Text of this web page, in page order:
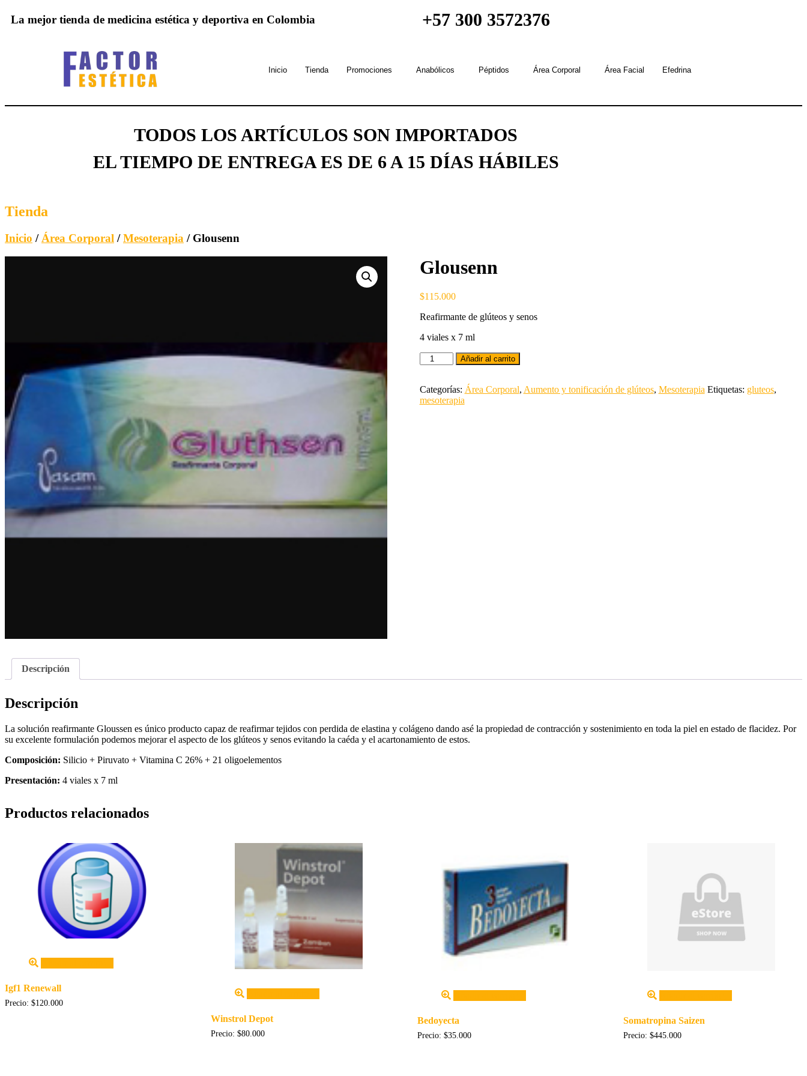
La mejor tienda de medicina estética y deportiva en Colombia +57 300 3572376
Inicio Tienda Promociones Anabólicos Péptidos Área Corporal Área Facial Efedrina
TODOS LOS ARTÍCULOS SON IMPORTADOS
EL TIEMPO DE ENTREGA ES DE 6 A 15 DÍAS HÁBILES
Tienda
Inicio / Área Corporal /Mesoterapia / Glousenn
Glousenn
$115.000
Reafirmante de glúteos y senos
4 viales x 7 ml
Añadir al carrito
Categorías: Área Corporal, Aumento y tonificación de glúteos, Mesoterapia Etiquetas: gluteos,
mesoterapia
Descripción
Descripción
La solución reafirmante Gloussen es único producto capaz de reafirmar tejidos con perdida de elastina y colágeno dando asé la propiedad de contracción y sostenimiento en toda la piel en estado de flacidez. Por
su excelente formulación podemos mejorar el aspecto de los glúteos y senos evitando la caéda y el acartonamiento de estos.
Composición: Silicio + Piruvato + Vitamina C 26% + 21 oligoelementos
Presentación: 4 viales x 7 ml
Productos relacionados
Igf1 Renewall
Precio: $120.000
Winstrol Depot
Precio:$80.000
Bedoyecta
Precio: $35.000
Somatropina Saizen
Precio: $445.000